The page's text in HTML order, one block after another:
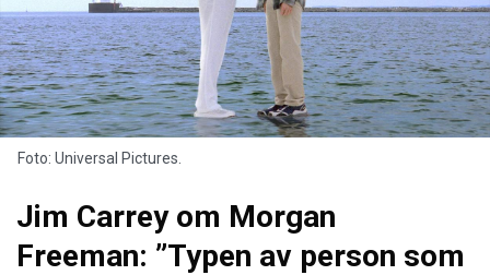
Foto: Universal Pictures.
Jim Carrey om Morgan
Freeman: ”Typen av person som